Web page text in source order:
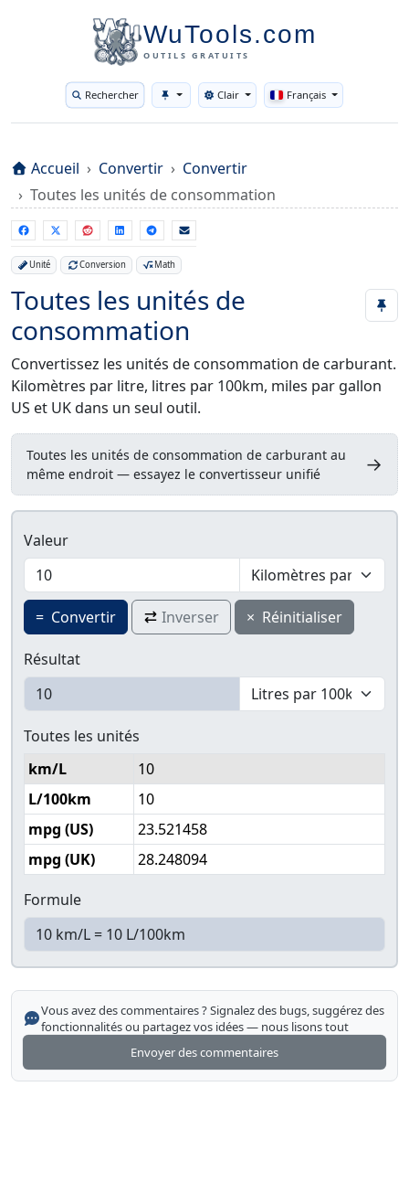
WuTools.com
OUTILS GRATUITS
Rechercher Toggle theme
Clair Français
Accueil Convertir
Convertir
Toutes les unités de consommation
Unité Conversion Math
Toutes les unités de
consommation
Convertissez les unités de consommation de carburant.
Kilomètres par litre, litres par 100km, miles par gallon
US et UK dans un seul outil.
Toutes les unités de consommation de carburant au
même endroit — essayez le convertisseur unifié
→
Valeur
= Convertir Inverser × Réinitialiser
Résultat
Toutes les unités
km/L
10
L/100km
10
mpg (US)
23.521458
mpg (UK)
28.248094
Formule
Vous avez des commentaires ? Signalez des bugs, suggérez des
fonctionnalités ou partagez vos idées — nous lisons tout
Envoyer des commentaires